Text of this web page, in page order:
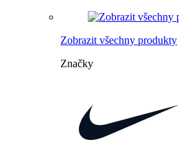
Zobrazit všechny produkty
Značky